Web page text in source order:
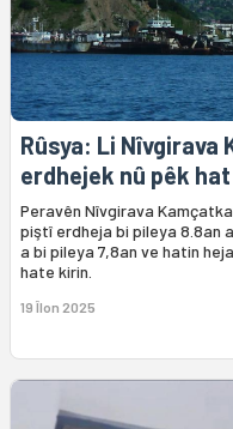
Rûsya: Li Nîvgirava
erdhejek nû pêk hat
Peravên Nîvgirava
piştî erdheja bi pileya 8.8an
a bi pileya 7,8an ve hatin
hate kirin.
19 Îlon 2025